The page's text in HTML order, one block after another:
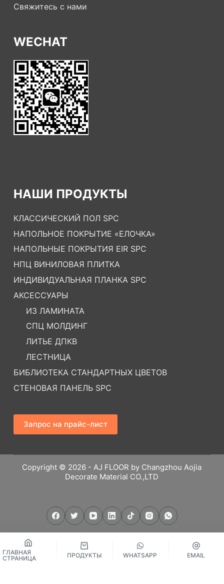
ГЛАВНАЯ
СТРАНИЦА
ПРОДУКТЫ WHATSAPP EMAIL
Свяжитесь с нами
WECHAT
НАШИ ПРОДУКТЫ
КЛАССИЧЕСКИЙ ПОЛ SPC
НАПОЛЬНОЕ ПОКРЫТИЕ «ЕЛОЧКА»
НАПОЛЬНЫЕ ПОКРЫТИЯ EIR SPC
НПЦ ВИНИЛОВАЯ ПЛИТКА
ИНДИВИДУАЛЬНАЯ ПЛАНКА SPC
АКСЕССУАРЫ
ИЗ ЛАМИНАТА
СПЦ МОЛДИНГ
ЛИТЬЕ ДПКВ
ЛЕСТНИЦА
БИБЛИОТЕКА СТАНДАРТНЫХ ЦВЕТОВ
СТЕНОВАЯ ПАНЕЛЬ SPC
Запрос на прайс-лист
Copyright © 2026 - AJ FLOOR by Changzhou Aojia
Decorate Material CO.,LTD